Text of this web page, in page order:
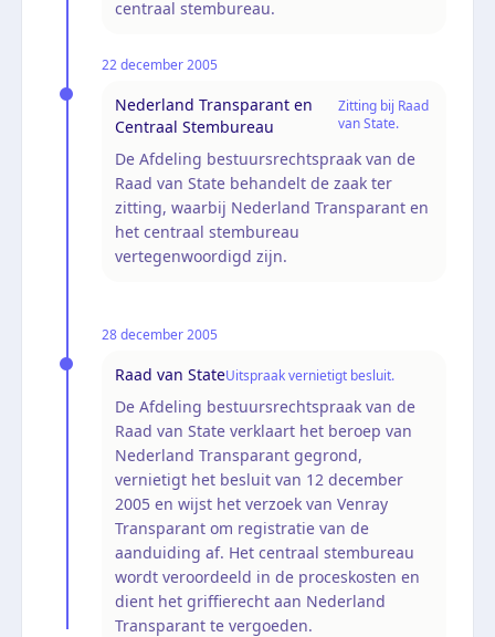
centraal stembureau.
22 december 2005
Nederland Transparant en
Centraal Stembureau
Zitting bij Raad
van State.
De Afdeling bestuursrechtspraak van de
Raad van State behandelt de zaak ter
zitting, waarbij Nederland Transparant en
het centraal stembureau
vertegenwoordigd zijn.
28 december 2005
Raad van StateUitspraak vernietigt besluit.
De Afdeling bestuursrechtspraak van de
Raad van State verklaart het beroep van
Nederland Transparant gegrond,
vernietigt het besluit van 12 december
2005 en wijst het verzoek van Venray
Transparant om registratie van de
aanduiding af. Het centraal stembureau
wordt veroordeeld in de proceskosten en
dient het griffierecht aan Nederland
Transparant te vergoeden.